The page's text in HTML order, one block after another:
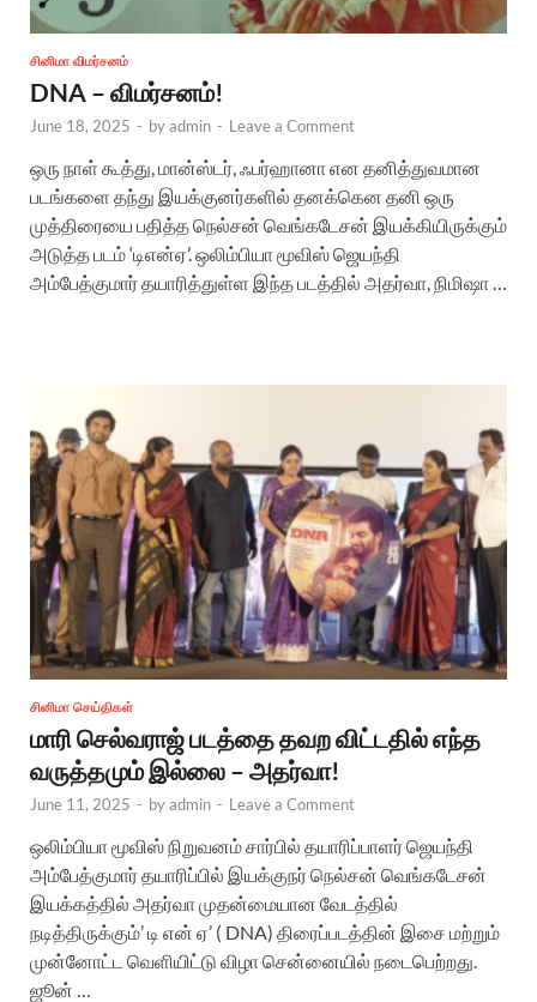
சினிமா விமர்சனம்
DNA – விமர்சனம்!
June 18, 2025 - byadmin - Leave a Comment
ஒரு நாள் கூத்து, மான்ஸ்டர், ஃபர்ஹானா என தனித்துவமான
படங்களை தந்து இயக்குனர்களில் தனக்கென தனி ஒரு
முத்திரையை பதித்த நெல்சன் வெங்கடேசன் இயக்கியிருக்கும்
அடுத்த படம் ‘டிஎன்ஏ’. ஒலிம்பியா மூவிஸ் ஜெயந்தி
அம்பேத்குமார் தயாரித்துள்ள இந்த படத்தில் அதர்வா, நிமிஷா …
சினிமா செய்திகள்
மாரி செல்வராஜ் படத்தை தவற விட்டதில் எந்த
வருத்தமும் இல்லை – அதர்வா!
June 11, 2025 - byadmin - Leave a Comment
ஒலிம்பியா மூவிஸ் நிறுவனம் சார்பில் தயாரிப்பாளர் ஜெயந்தி
அம்பேத்குமார் தயாரிப்பில் இயக்குநர் நெல்சன் வெங்கடேசன்
இயக்கத்தில் அதர்வா முதன்மையான வேடத்தில்
நடித்திருக்கும்’ டி என் ஏ’ ( DNA) திரைப்படத்தின் இசை மற்றும்
முன்னோட்ட வெளியிட்டு விழா சென்னையில் நடைபெற்றது.
ஜூன் …